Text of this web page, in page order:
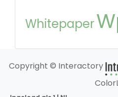
Whitepaper
Copyright © Interactory